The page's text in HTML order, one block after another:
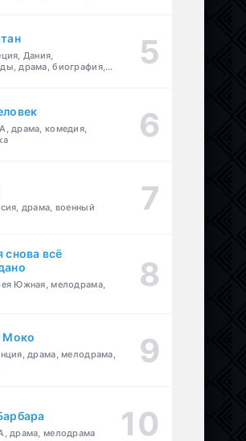
Дания,
драма, биография,
драма, комедия,
драма, военный
снова всё
Южная, мелодрама,
Моко
драма, мелодрама,
драма, мелодрама